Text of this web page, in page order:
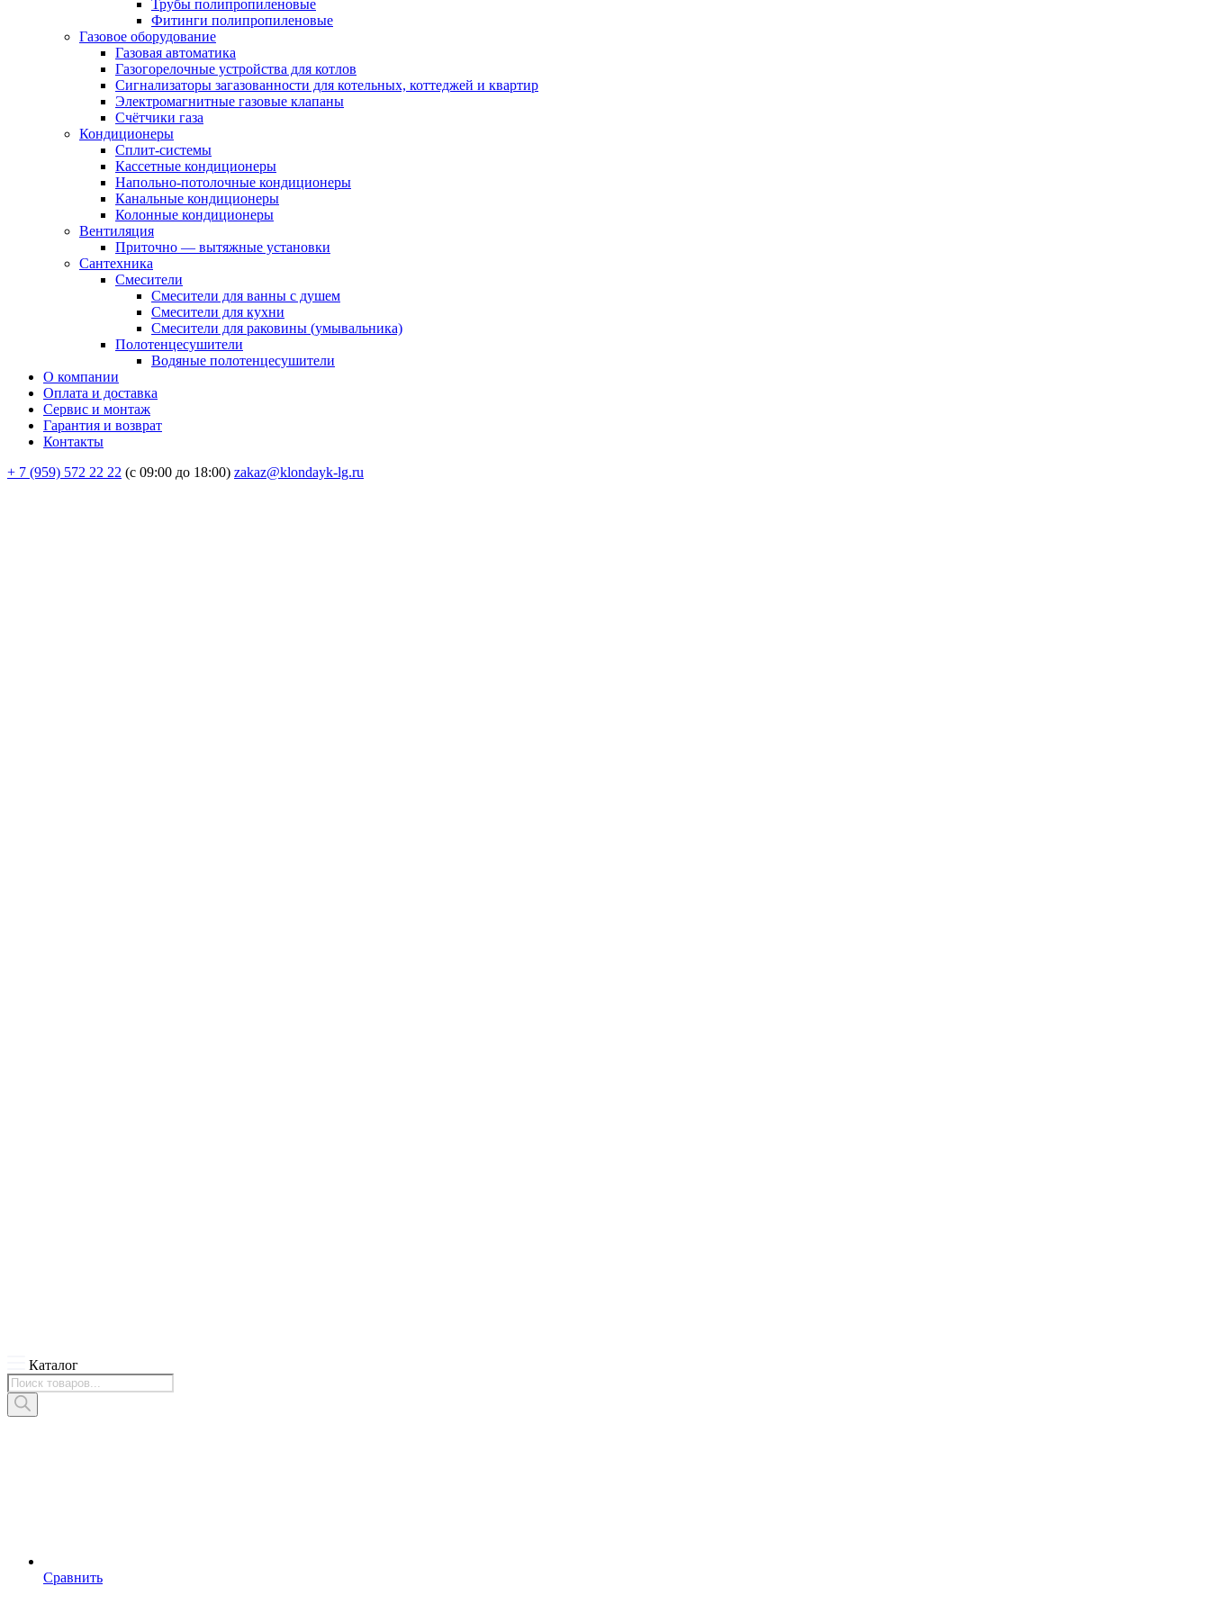
Трубы полипропиленовые
Фитинги полипропиленовые
Газовое оборудование
Газовая автоматика
Газогорелочные устройства для котлов
Сигнализаторы загазованности для котельных, коттеджей и квартир
Электромагнитные газовые клапаны
Счётчики газа
Кондиционеры
Сплит-системы
Кассетные кондиционеры
Напольно-потолочные кондиционеры
Канальные кондиционеры
Колонные кондиционеры
Вентиляция
Приточно — вытяжные установки
Сантехника
Смесители
Смесители для ванны с душем
Смесители для кухни
Смесители для раковины (умывальника)
Полотенцесушители
Водяные полотенцесушители
О компании
Оплата и доставка
Сервис и монтаж
Гарантия и возврат
Контакты
+ 7 (959) 572 22 22 (с 09:00 до 18:00) zakaz@klondayk-lg.ru
Каталог
Поиск
товаров
Сравнить